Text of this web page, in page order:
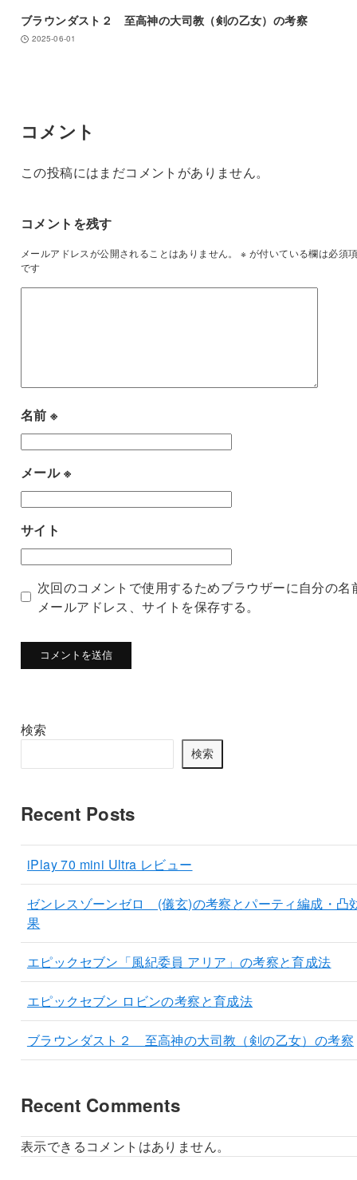
ブラウンダスト２ 至高神の大司教（剣の乙女）の考察
2025-06-01
コメント
この投稿にはまだコメントがありません。
コメントを残す
メールアドレスが公開されることはありません。 ※ が付いている欄は必須
です
名前※
メール※
サイト
次回のコメントで使用するためブラウザーに自分の名
メールアドレス、サイトを保存する。
検索
検索
Recent Posts
iPlay 70 mini Ultra レビュー
ゼンレスゾーンゼロ (儀玄)の考察とパーティ編成・凸
果
エピックセブン「風紀委員 アリア」の考察と育成法
エピックセブン ロビンの考察と育成法
ブラウンダスト２ 至高神の大司教（剣の乙女）の考察
Recent Comments
表示できるコメントはありません。